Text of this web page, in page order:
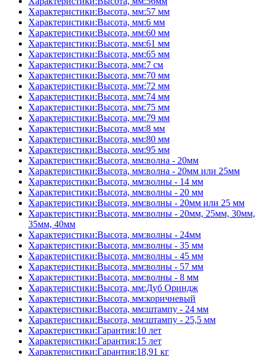
Характеристики:Высота, мм:57 мм
Характеристики:Высота, мм:6 мм
Характеристики:Высота, мм:60 мм
Характеристики:Высота, мм:61 мм
Характеристики:Высота, мм:65 мм
Характеристики:Высота, мм:7 см
Характеристики:Высота, мм:70 мм
Характеристики:Высота, мм:72 мм
Характеристики:Высота, мм:74 мм
Характеристики:Высота, мм:75 мм
Характеристики:Высота, мм:79 мм
Характеристики:Высота, мм:8 мм
Характеристики:Высота, мм:80 мм
Характеристики:Высота, мм:95 мм
Характеристики:Высота, мм:волна - 20мм
Характеристики:Высота, мм:волна - 20мм или 25мм
Характеристики:Высота, мм:волны - 14 мм
Характеристики:Высота, мм:волны - 20 мм
Характеристики:Высота, мм:волны - 20мм или 25 мм
Характеристики:Высота, мм:волны - 20мм, 25мм, 30мм,
35мм, 40мм
Характеристики:Высота, мм:волны - 24мм
Характеристики:Высота, мм:волны - 35 мм
Характеристики:Высота, мм:волны - 45 мм
Характеристики:Высота, мм:волны - 57 мм
Характеристики:Высота, мм:волны - 8 мм
Характеристики:Высота, мм:Дуб Ориндж
Характеристики:Высота, мм:коричневый
Характеристики:Высота, мм:штампу - 24 мм
Характеристики:Высота, мм:штампу - 25,5 мм
Характеристики:Гарантия:10 лет
Характеристики:Гарантия:15 лет
Характеристики:Гарантия:18,91 кг